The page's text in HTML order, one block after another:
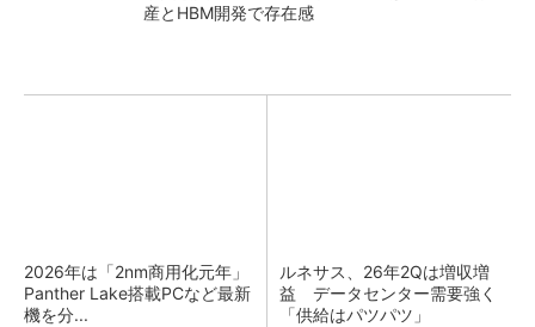
産とHBM開発で存在感
2026年は「2nm商用化元年」
Panther Lake搭載PCなど最新
機を分...
ルネサス、26年2Qは増収増
益 データセンター需要強く
「供給はパツパツ」